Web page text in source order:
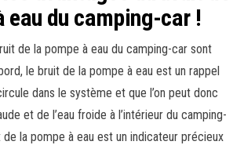
eau du camping-car !
de la pompe à eau du camping-car sont
le bruit de la pompe à eau est un rappel
dans le système et que l’on peut donc
et de l’eau froide à l’intérieur du camping-
de la pompe à eau est un indicateur précieux